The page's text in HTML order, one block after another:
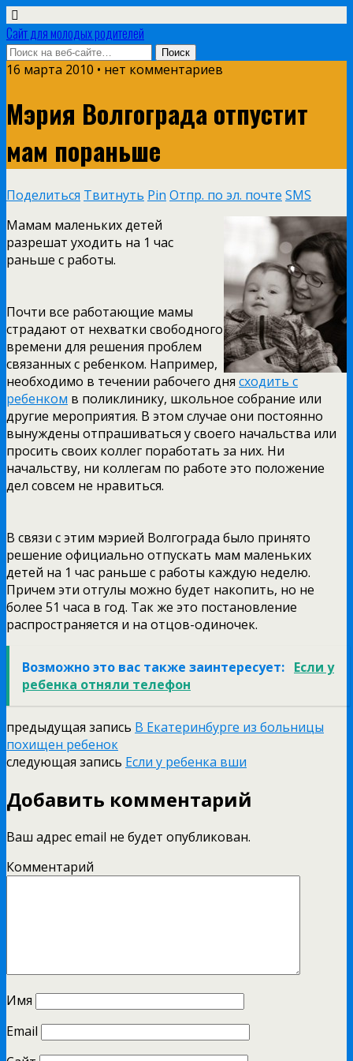
Сайт для молодых родителей
16 марта 2010 • нет комментариев
Мэрия Волгограда отпустит
мам пораньше
Поделиться Твитнуть Pin Отпр. по эл. почте SMS
Мамам маленьких детей
разрешат уходить на 1 час
раньше с работы.
Почти все работающие мамы
страдают от нехватки свободного
времени для решения проблем
связанных с ребенком. Например,
необходимо в течении рабочего дня сходить с
ребенком в поликлинику, школьное собрание или
другие мероприятия. В этом случае они постоянно
вынуждены отпрашиваться у своего начальства или
просить своих коллег поработать за них. Ни
начальству, ни коллегам по работе это положение
дел совсем не нравиться.
В связи с этим мэрией Волгограда было принято
решение официально отпускать мам маленьких
детей на 1 час раньше с работы каждую неделю.
Причем эти отгулы можно будет накопить, но не
более 51 часа в год. Так же это постановление
распространяется и на отцов-одиночек.
Возможно это вас также заинтересует: Если у
ребенка отняли телефон
предыдущая запись В Екатеринбурге из больницы
похищен ребенок
следующая запись Если у ребенка вши
Добавить комментарий
Ваш адрес email не будет опубликован.
Комментарий
Имя
Email